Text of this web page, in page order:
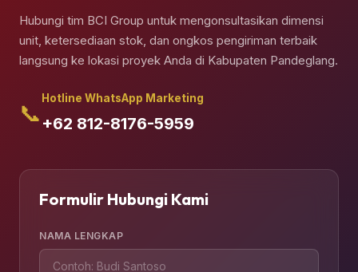
Hubungi tim BCI Group untuk mengonsultasikan dimensi
unit, ketersediaan stok, dan ongkos pengiriman terbaik
langsung ke lokasi proyek Anda di Kabupaten Pandeglang.
📞
Hotline WhatsApp Marketing
+62 812-8176-5959
Formulir Hubungi Kami
NAMA LENGKAP